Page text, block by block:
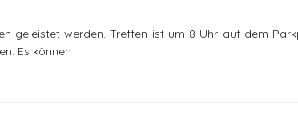
geleistet werden. Treffen ist um 8 Uhr auf dem
Es können